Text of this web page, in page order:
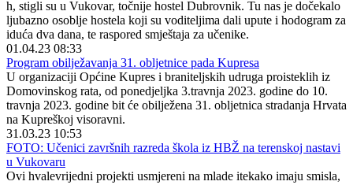
h, stigli su u Vukovar, točnije hostel Dubrovnik. Tu nas je dočekalo
ljubazno osoblje hostela koji su voditeljima dali upute i hodogram za
iduća dva dana, te raspored smještaja za učenike.
01.04.23 08:33
Program obilježavanja 31. obljetnice pada Kupresa
U organizaciji Općine Kupres i braniteljskih udruga proisteklih iz
Domovinskog rata, od ponedjeljka 3.travnja 2023. godine do 10.
travnja 2023. godine bit će obilježena 31. obljetnica stradanja Hrvata
na Kupreškoj visoravni.
31.03.23 10:53
FOTO: Učenici završnih razreda škola iz HBŽ na terenskoj nastavi
u Vukovaru
Ovi hvalevrijedni projekti usmjereni na mlade itekako imaju smisla,